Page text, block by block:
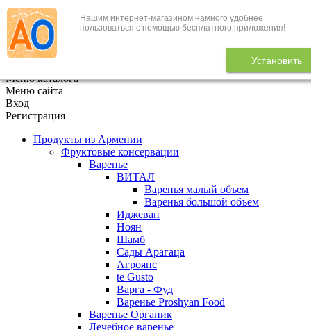
Нашим интернет-магазином намного удобнее
пользоваться с помощью бесплатного приложения!
Установить
+7 (495) 646-888-1
В корзине 0
Меню каталога
Меню сайта
Вход
Регистрация
Продукты из Армении
Фруктовые консервации
Варенье
ВИТАЛ
Варенья малый объем
Варенья большой объем
Иджеван
Ноян
Шамб
Сады Арагаца
Агроянс
te Gusto
Варга - Фуд
Варенье Proshyan Food
Варенье Органик
Лечебное варенье